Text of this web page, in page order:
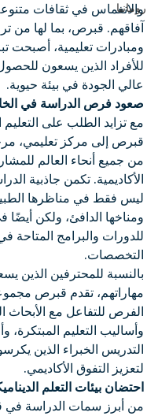
رومانيا
والانغماس في ثقافات
آفاقهم. قبرص، بما لها من
ومبادرات تعليمية، أصبحت
للأفراد الذين يسعون
عالي الجودة في بيئة حيوية.
صعود فرص الدراسة في
مع تزايد الطلب على
قبرص إلى مركز تعليمي،
من جميع أنحاء العالم
الأكاديمية. تكمن جاذبية
ليس فقط في مناظرها
ومناخها الدافئ، ولكن أيضًا
للدورات والبرامج المتاحة
التخصصات.
بالنسبة للمحترفين الذين
مهاراتهم، تقدم قبرص
الفرص للتفاعل مع الأبحاث
وأساليب التعليم المبتكرة،
التدريس الخبراء الذين
لتعزيز التفوق الأكاديمي.
احتضان بيئات التعلم
من أبرز سمات الدراسة